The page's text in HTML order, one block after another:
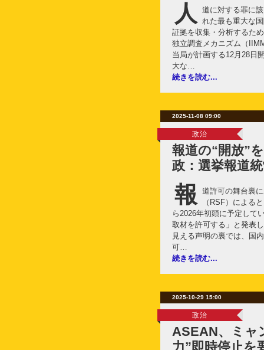
人
道に対する罪に
れた最も重大な
証拠を収集・分析するた
独立調査メカニズム（
当局が計画する12月28日
大な…
続きを読む...
2025-11-08 09:00
政治
報道の“開放”
政：選挙報道
報
道許可の舞台裏
（RSF）による
ら2026年初頭に予定して
取材を許可する」と発表
見える声明の裏では、国
可…
続きを読む...
2025-10-29 15:00
政治
ASEAN、ミャ
力”即時停止